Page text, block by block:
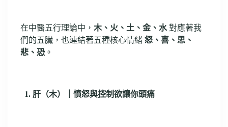
在中醫五行理論中， 木、火、土、金、水對應著我
們的五臟，也連結著五種核心情緒 怒、喜、思、
悲、恐。
1. 肝（木）｜憤怒與控制欲讓你頭痛